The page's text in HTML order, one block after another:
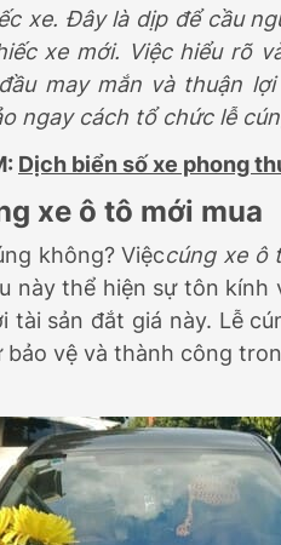
xe. Đây là dịp để cầu
xe mới. Việc hiểu rõ
may mắn và thuận
ngay cách tổ chức lễ
Dịch biển số xe phong
xe ô tô mới mua
không? Việccúng xe ô
này thể hiện sự tôn
sản đắt giá này. Lễ
bảo vệ và thành công